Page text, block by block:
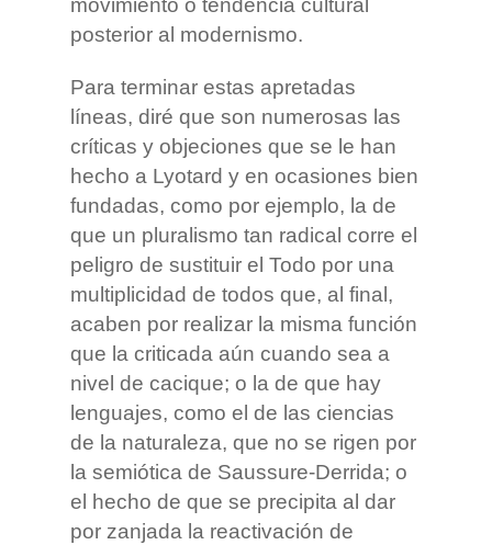
movimiento o tendencia cultural
posterior al modernismo.
Para terminar estas apretadas
líneas, diré que son numerosas las
críticas y objeciones que se le han
hecho a Lyotard y en ocasiones bien
fundadas, como por ejemplo, la de
que un pluralismo tan radical corre el
peligro de sustituir el Todo por una
multiplicidad de todos que, al final,
acaben por realizar la misma función
que la criticada aún cuando sea a
nivel de cacique; o la de que hay
lenguajes, como el de las ciencias
de la naturaleza, que no se rigen por
la semiótica de Saussure-Derrida; o
el hecho de que se precipita al dar
por zanjada la reactivación de